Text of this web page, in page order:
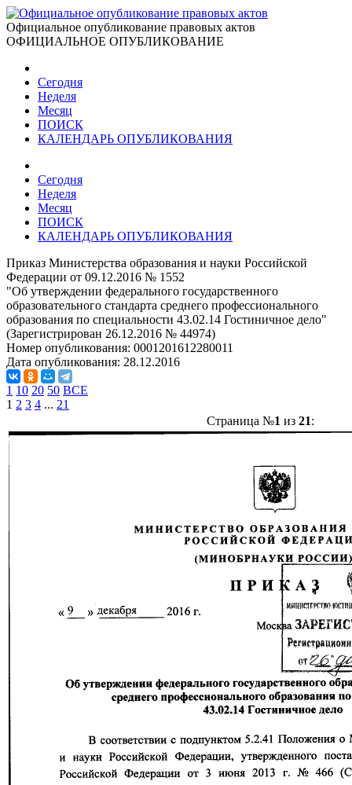
Официальное опубликование правовых актов
ОФИЦИАЛЬНОЕ ОПУБЛИКОВАНИЕ
Сегодня
Неделя
Месяц
ПОИСК
КАЛЕНДАРЬ ОПУБЛИКОВАНИЯ
Сегодня
Неделя
Месяц
ПОИСК
КАЛЕНДАРЬ ОПУБЛИКОВАНИЯ
Приказ Министерства образования и науки Российской
Федерации от 09.12.2016 № 1552
"Об утверждении федерального государственного
образовательного стандарта среднего профессионального
образования по специальности 43.02.14 Гостиничное дело"
(Зарегистрирован 26.12.2016 № 44974)
Номер опубликования: 0001201612280011
Дата опубликования: 28.12.2016
1 10 20 50 ВСЕ
1 2 3 4 ... 21
Страница №1 из 21: